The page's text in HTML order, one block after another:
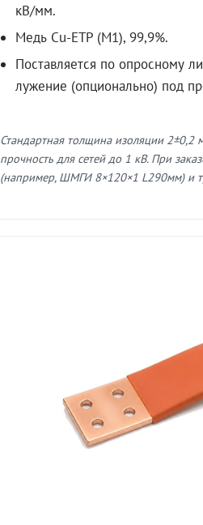
кВ/мм.
Медь Cu-ETP (M1), 99,9%.
Поставляется по опросному
лужение (опционально) под
Стандартная толщина изоляции 2±0,2
прочность для сетей до 1 кВ. При
(например, ШМГИ 8×120×1 L290мм) и